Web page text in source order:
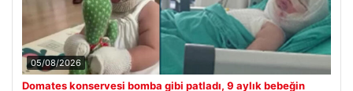
05/08/2026
Domates konservesi bomba gibi patladı, 9 aylık bebeğin